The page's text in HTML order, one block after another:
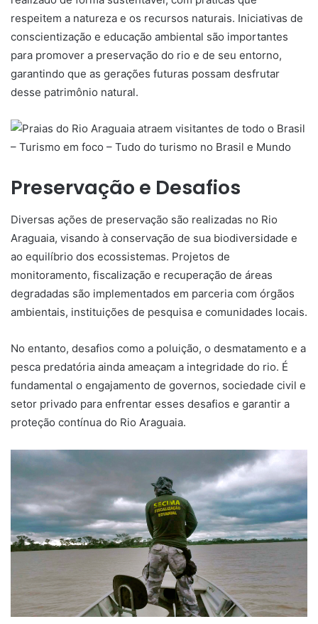
respeitem a natureza e os recursos naturais. Iniciativas de
conscientização e educação ambiental são importantes
para promover a preservação do rio e de seu entorno,
garantindo que as gerações futuras possam desfrutar
desse patrimônio natural.
Preservação e Desafios
Diversas ações de preservação são realizadas no Rio
Araguaia, visando à conservação de sua biodiversidade e
ao equilíbrio dos ecossistemas. Projetos de
monitoramento, fiscalização e recuperação de áreas
degradadas são implementados em parceria com órgãos
ambientais, instituições de pesquisa e comunidades locais.
No entanto, desafios como a poluição, o desmatamento e a
pesca predatória ainda ameaçam a integridade do rio. É
fundamental o engajamento de governos, sociedade civil e
setor privado para enfrentar esses desafios e garantir a
proteção contínua do Rio Araguaia.